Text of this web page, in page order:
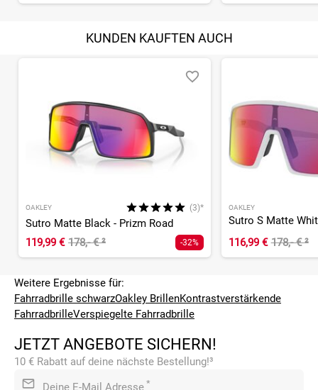
KUNDEN KAUFTEN AUCH
OAKLEY (3)*
Sutro Matte Black - Prizm Road
119,99 € 178,- €² -32%
OAKLEY
Sutro S Matte
116,99 € 178,- €²
Weitere Ergebnisse für:
Fahrradbrille schwarzOakley BrillenKontrastverstärkende
FahrradbrilleVerspiegelte Fahrradbrille
JETZT ANGEBOTE SICHERN!
10 € Rabatt auf deine nächste Bestellung!³
Deine E-Mail Adresse *